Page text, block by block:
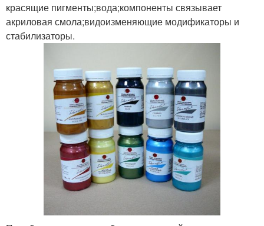
красящие пигменты;вода;компоненты связывает
акриловая смола;видоизменяющие модификаторы и
стабилизаторы.